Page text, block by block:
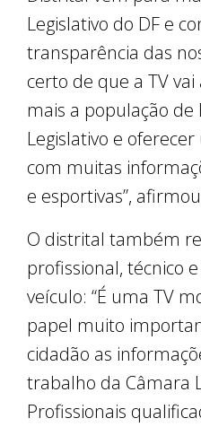
Legislativo do DF e
transparência das
certo de que a TV
mais a população de
Legislativo e
com muitas
e esportivas”,
O distrital também
profissional, técnico
veículo: “É uma TV
papel muito
cidadão as
trabalho da Câmara
Profissionais